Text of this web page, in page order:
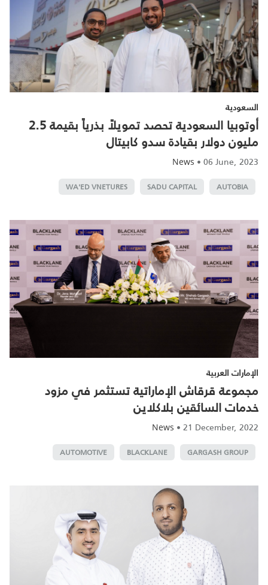
السعودية
أوتوبيا السعودية تحصد تمويلاً بذرياً بقيمة 2.5
مليون دولار بقيادة سدو كابيتال
News •06 June, 2023
AUTOBIA
SADU CAPITAL
WA'ED VNETURES
الإمارات العربية
مجموعة قرقاش الإماراتية تستثمر في مزود
خدمات السائقين بلاكلاين
News •21 December, 2022
GARGASH GROUP
BLACKLANE
AUTOMOTIVE